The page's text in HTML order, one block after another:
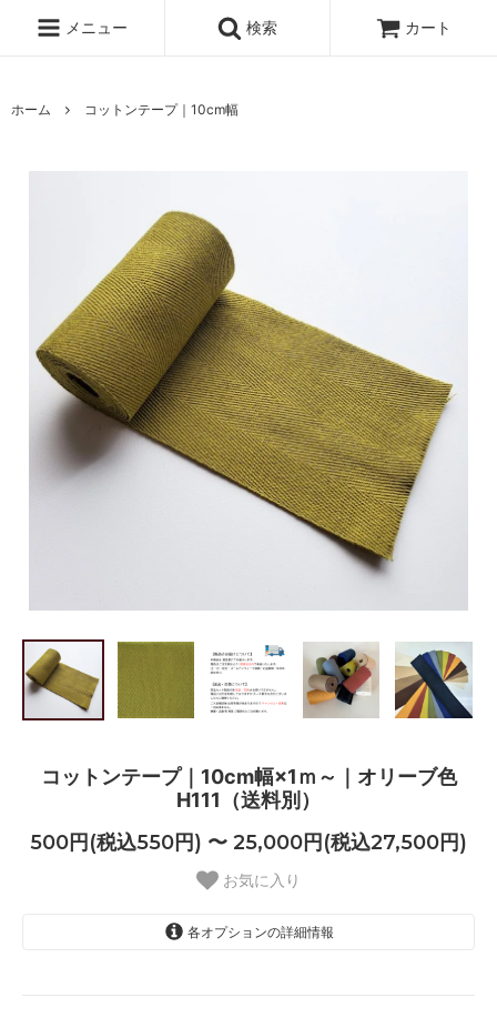
メニュー 検索 カート
ホーム コットンテープ｜10cm幅
コットンテープ｜10cm幅×1ｍ～｜オリーブ色
H111（送料別）
500円(税込550円) 〜 25,000円(税込27,500円)
お気に入り
各オプションの詳細情報